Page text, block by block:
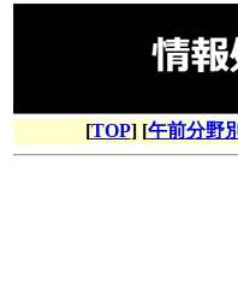
[TOP] [午前分野